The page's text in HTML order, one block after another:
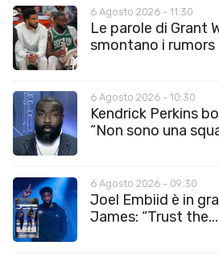
6 Agosto 2026 - 11:30
Le parole di Grant
smontano i rumors
6 Agosto 2026 - 10:30
Kendrick Perkins
“Non sono una
6 Agosto 2026 - 09:30
Joel Embiid è in
James: “Trust the...